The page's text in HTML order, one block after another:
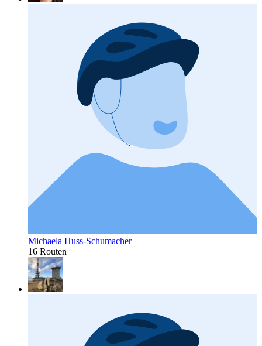
Michaela Huss-Schumacher
16 Routen